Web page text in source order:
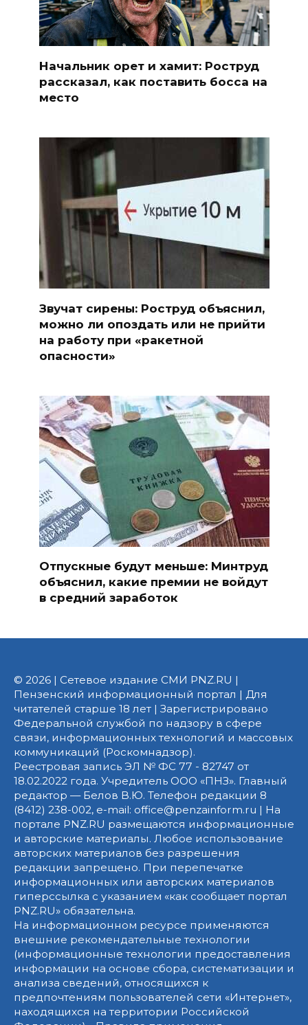
Начальник орет и хамит: Роструд
рассказал, как поставить босса на
место
Звучат сирены: Роструд объяснил,
можно ли опоздать или не прийти
на работу при «ракетной
опасности»
Отпускные будут меньше: Минтруд
объяснил, какие премии не войдут
в средний заработок
© 2026 | Сетевое издание СМИ PNZ.RU |
Пензенский информационный портал | Для
читателей старше 18 лет | Зарегистрировано
Федеральной службой по надзору в сфере
связи, информационных технологий и массовых
коммуникаций (Роскомнадзор).
Реестровая запись ЭЛ № ФС 77 - 82747 от
18.02.2022 года. Учредитель ООО «ПНЗ». Главный
редактор — Белов В.Ю. Телефон редакции 8
(8412) 238-002, e-mail: office@penzainform.ru | На
портале PNZ.RU размещаются информационные
и авторские материалы. Любое использование
авторских материалов без разрешения
редакции запрещено. При перепечатке
информационных или авторских материалов
гиперссылка с указанием «как сообщает портал
PNZ.RU» обязательна.
На информационном ресурсе применяются
внешние рекомендательные технологии
(информационные технологии предоставления
информации на основе сбора, систематизации и
анализа сведений, относящихся к
предпочтениям пользователей сети «Интернет»,
находящихся на территории Российской